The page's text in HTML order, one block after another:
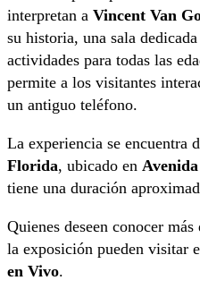
interpretan a Vincent Van
su historia, una sala
actividades para todas las
permite a los visitantes
un antiguo teléfono.
La experiencia se encuentra
Florida, ubicado en
tiene una duración
Quienes deseen conocer
la exposición pueden visitar
en Vivo.